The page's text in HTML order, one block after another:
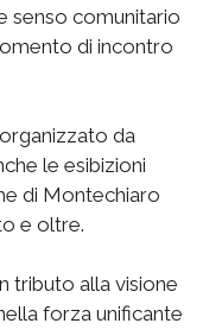
senso comunitario
di incontro
da
le esibizioni
di Montechiaro
e oltre.
tributo alla visione
forza unificante